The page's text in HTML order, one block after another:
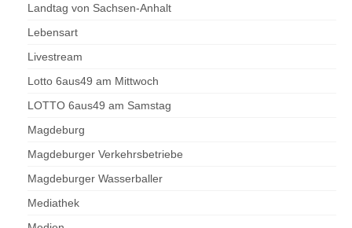
Landtag von Sachsen-Anhalt
Lebensart
Livestream
Lotto 6aus49 am Mittwoch
LOTTO 6aus49 am Samstag
Magdeburg
Magdeburger Verkehrsbetriebe
Magdeburger Wasserballer
Mediathek